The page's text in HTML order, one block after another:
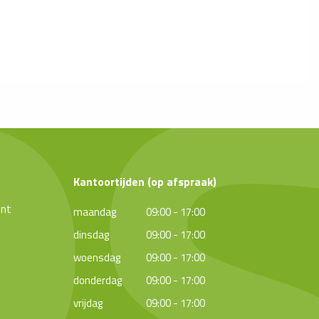
Kantoortijden (op afspraak)
maandag
09:00 - 17:00
dinsdag
09:00 - 17:00
woensdag
09:00 - 17:00
donderdag
09:00 - 17:00
vrijdag
09:00 - 17:00